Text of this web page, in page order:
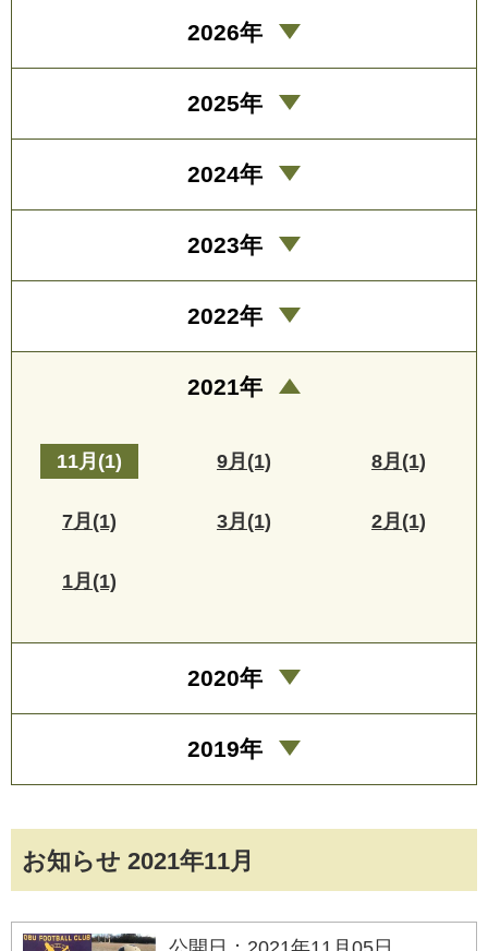
お知らせ 2021年11月
2026年
2025年
2024年
2023年
2022年
2021年
11月(1) 9月(1) 8月(1)
7月(1) 3月(1) 2月(1)
1月(1)
2020年
2019年